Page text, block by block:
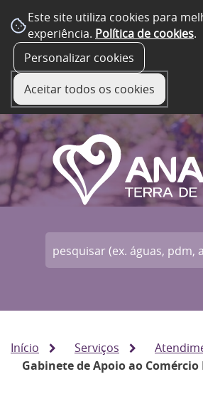
Este site utiliza cookies para
experiência. Política de cookies.
Personalizar cookies
Aceitar todos os cookies
Início Serviços
Gabinete de Apoio ao Comércio